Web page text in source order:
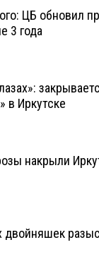
ЦБ обновил
3 года
в Иркутске
накрыли